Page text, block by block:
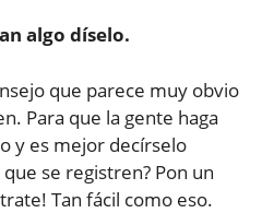
algo díselo.
que parece muy obvio
Para que la gente haga
y es mejor decírselo
se registren? Pon un
Tan fácil como eso.